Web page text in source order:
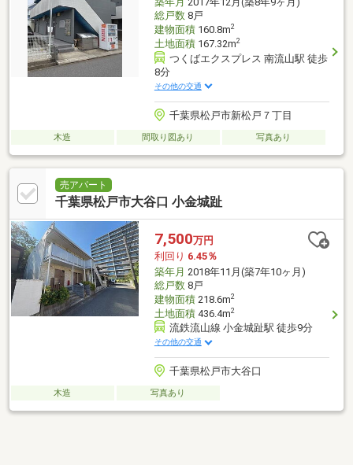
総戸数8戸
建物面積160.8m2
土地面積167.32m2
つくばエクスプレス 南流山駅 徒歩
8分
その他の交通
千葉県松戸市新松戸７丁目
木造 間取り図あり 写真あり
売アパート
千葉県松戸市大谷口 小金城趾
7,500万円
利回り 6.45％
築年月 2018年11月(築7年10ヶ月)
総戸数8戸
建物面積218.6m2
土地面積436.4m2
流鉄流山線 小金城趾駅 徒歩9分
その他の交通
千葉県松戸市大谷口
木造 写真あり